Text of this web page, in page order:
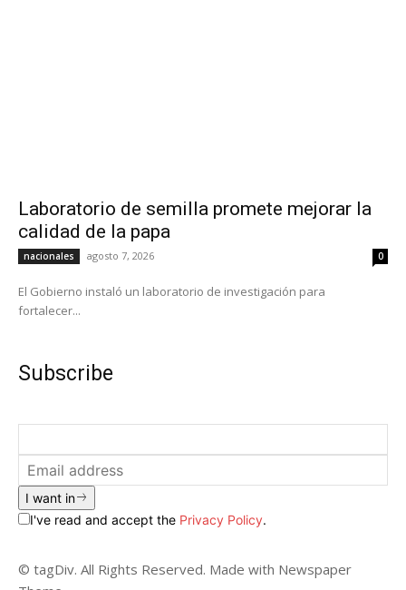
Laboratorio de semilla promete mejorar la
calidad de la papa
nacionales agosto 7, 2026 0
El Gobierno instaló un laboratorio de investigación para
fortalecer...
Subscribe
I want in
I've read and accept the Privacy Policy.
© tagDiv. All Rights Reserved. Made with Newspaper